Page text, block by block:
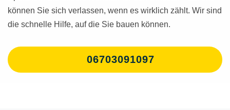
können Sie sich verlassen, wenn es wirklich zählt. Wir sind
die schnelle Hilfe, auf die Sie bauen können.
06703091097